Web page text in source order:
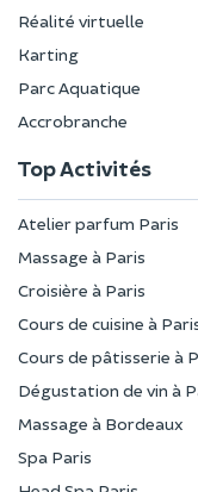
Réalité virtuelle
Karting
Parc Aquatique
Accrobranche
Top Activités
Atelier parfum Paris
Massage à Paris
Croisière à Paris
Cours de cuisine à
Cours de pâtisserie à
Dégustation de vin à
Massage à Bordeaux
Spa Paris